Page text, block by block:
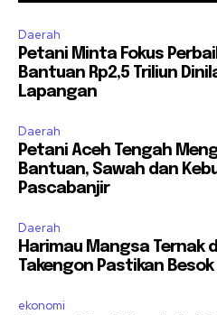
Daerah
Petani Minta Fokus
Bantuan Rp2,5 Triliun
Lapangan
Daerah
Petani Aceh Tengah
Bantuan, Sawah dan
Pascabanjir
Daerah
Harimau Mangsa Ternak
Takengon Pastikan
ekonomi